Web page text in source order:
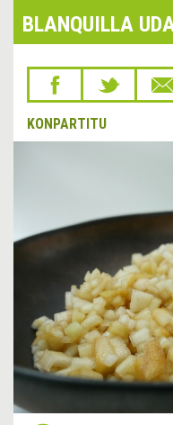
BLANQUILLA
KONPARTITU